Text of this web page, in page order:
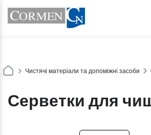
Чистячі матеріали та допоміжні засоби
Серветки для